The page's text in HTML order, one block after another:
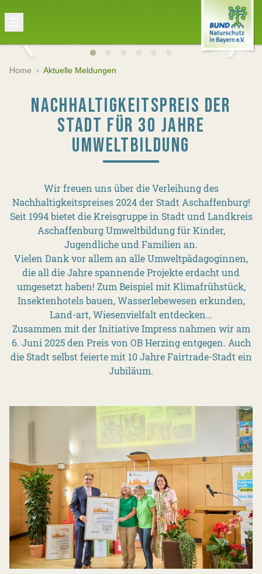
Home › Aktuelle Meldungen
NACHHALTIGKEITSPREIS DER
STADT FÜR 30 JAHRE
UMWELTBILDUNG
Wir freuen uns über die Verleihung des
Nachhaltigkeitspreises 2024 der Stadt Aschaffenburg!
Seit 1994 bietet die Kreisgruppe in Stadt und Landkreis
Aschaffenburg Umweltbildung für Kinder,
Jugendliche und Familien an.
Vielen Dank vor allem an alle Umweltpädagoginnen,
die all die Jahre spannende Projekte erdacht und
umgesetzt haben! Zum Beispiel mit Klimafrühstück,
Insektenhotels bauen, Wasserlebewesen erkunden,
Land-art, Wiesenvielfalt entdecken…
Zusammen mit der Initiative Impress nahmen wir am
6. Juni 2025 den Preis von OB Herzing entgegen. Auch
die Stadt selbst feierte mit 10 Jahre Fairtrade-Stadt ein
Jubiläum.